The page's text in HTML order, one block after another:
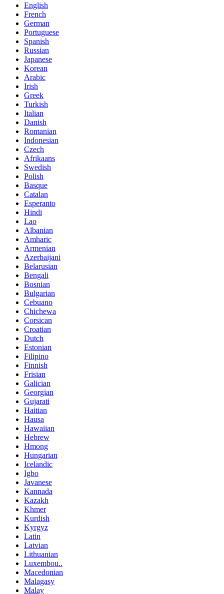
English
French
German
Portuguese
Spanish
Russian
Japanese
Korean
Arabic
Irish
Greek
Turkish
Italian
Danish
Romanian
Indonesian
Czech
Afrikaans
Swedish
Polish
Basque
Catalan
Esperanto
Hindi
Lao
Albanian
Amharic
Armenian
Azerbaijani
Belarusian
Bengali
Bosnian
Bulgarian
Cebuano
Chichewa
Corsican
Croatian
Dutch
Estonian
Filipino
Finnish
Frisian
Galician
Georgian
Gujarati
Haitian
Hausa
Hawaiian
Hebrew
Hmong
Hungarian
Icelandic
Igbo
Javanese
Kannada
Kazakh
Khmer
Kurdish
Kyrgyz
Latin
Latvian
Lithuanian
Luxembou..
Macedonian
Malagasy
Malay